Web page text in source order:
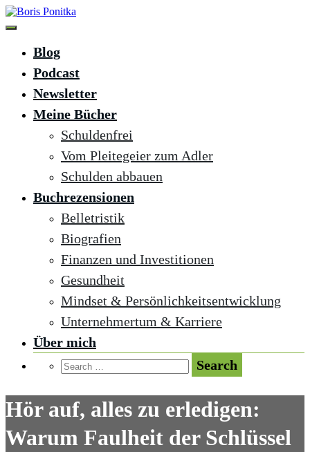
Zum
Inhalt
Blog
Podcast
Newsletter
Meine Bücher
Schuldenfrei
Vom Pleitegeier zum Adler
Schulden abbauen
Buchrezensionen
Belletristik
Biografien
Finanzen und Investitionen
Gesundheit
Mindset & Persönlichkeitsentwicklung
Unternehmertum & Karriere
Über mich
Hör auf, alles zu erledigen:
Warum Faulheit der Schlüssel